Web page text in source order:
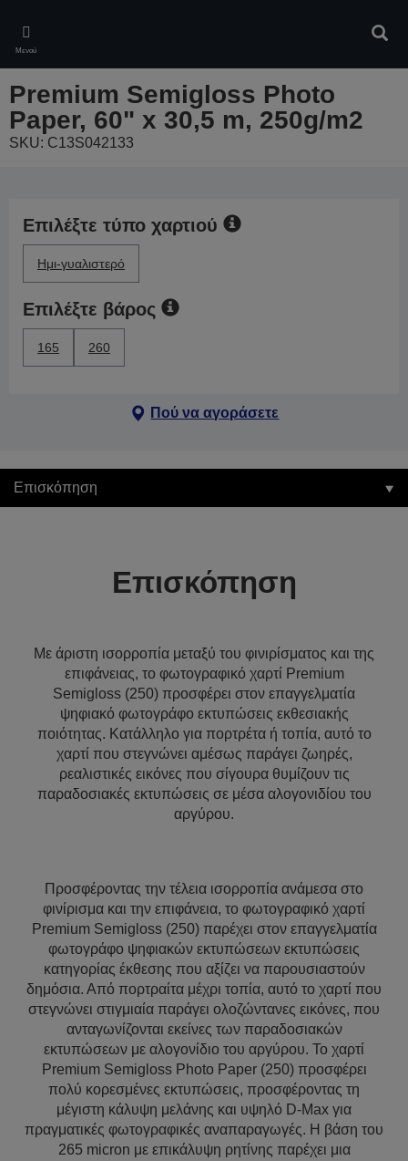
main
content
Μενού
Premium Semigloss Photo
Paper, 60" x 30,5 m, 250g/m2
SKU: C13S042133
Επιλέξτε τύπο χαρτιού
Ημι-γυαλιστερό
Επιλέξτε βάρος
165 260
Πού να αγοράσετε
Επισκόπηση
Επισκόπηση
Με άριστη ισορροπία μεταξύ του φινιρίσματος και της
επιφάνειας, το φωτογραφικό χαρτί Premium
Semigloss (250) προσφέρει στον επαγγελματία
ψηφιακό φωτογράφο εκτυπώσεις εκθεσιακής
ποιότητας. Κατάλληλο για πορτρέτα ή τοπία, αυτό το
χαρτί που στεγνώνει αμέσως παράγει ζωηρές,
ρεαλιστικές εικόνες που σίγουρα θυμίζουν τις
παραδοσιακές εκτυπώσεις σε μέσα αλογονιδίου του
αργύρου.
Προσφέροντας την τέλεια ισορροπία ανάμεσα στο
φινίρισμα και την επιφάνεια, το φωτογραφικό χαρτί
Premium Semigloss (250) παρέχει στον επαγγελματία
φωτογράφο ψηφιακών εκτυπώσεων εκτυπώσεις
κατηγορίας έκθεσης που αξίζει να παρουσιαστούν
δημόσια. Από πορτραίτα μέχρι τοπία, αυτό το χαρτί που
στεγνώνει στιγμιαία παράγει ολοζώντανες εικόνες, που
ανταγωνίζονται εκείνες των παραδοσιακών
εκτυπώσεων με αλογονίδιο του αργύρου. Το χαρτί
Premium Semigloss Photo Paper (250) προσφέρει
πολύ κορεσμένες εκτυπώσεις, προσφέροντας τη
μέγιστη κάλυψη μελάνης και υψηλό D-Max για
πραγματικές φωτογραφικές αναπαραγωγές. Η βάση του
265 micron με επικάλυψη ρητίνης παρέχει μια